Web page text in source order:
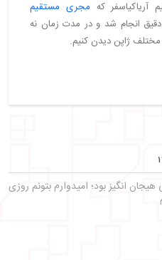
آریاکیاسفر که مجری مستقیم
انجام شد و در مدت زمان نه
مختلف ژاپن دیدن کنیم.
انگیز بود؛ امیدوارم بتونم روزی